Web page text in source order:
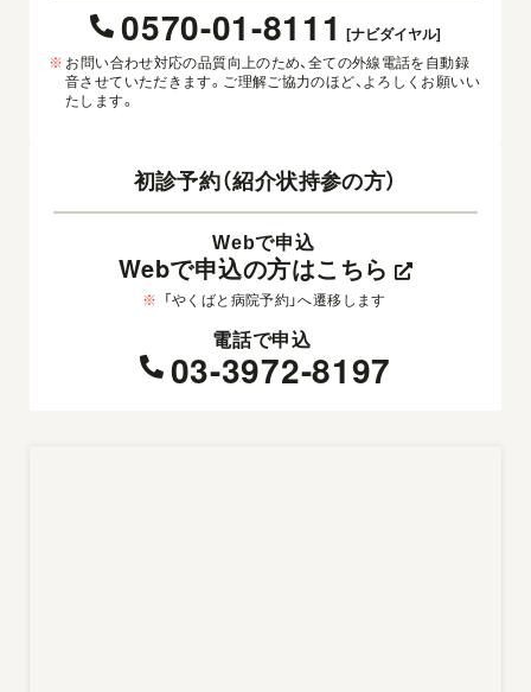
0570-01-8111 [ナビダイヤル]
※ お問い合わせ対応の品質向上のため、全ての外線電話を自動録
音させていただきます。ご理解ご協力のほど、よろしくお願いい
たします。
初診予約（紹介状持参の方）
Webで申込
Webで申込の方はこちら
※ 「やくばと病院予約」へ遷移します
電話で申込
03-3972-8197